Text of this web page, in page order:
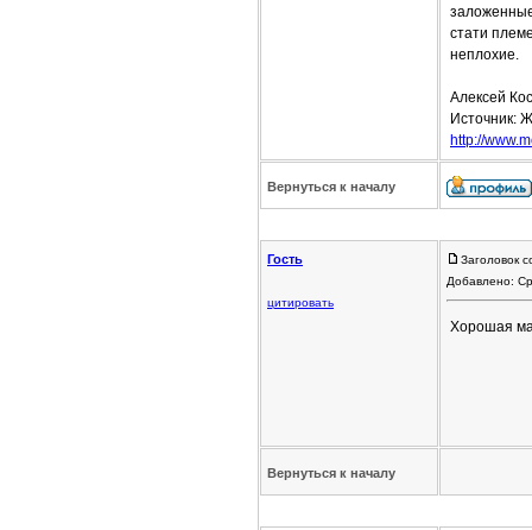
стати
неплохие.
Алексей
Источник:
http://
Вернуться к началу
Гость
цитировать
Заголовок
Добавлено:
Хорошая
Вернуться к началу